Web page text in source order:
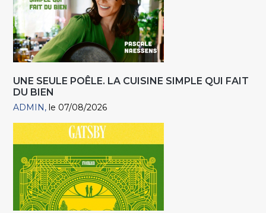
UNE SEULE POÊLE. LA CUISINE SIMPLE QUI FAIT
DU BIEN
ADMIN le 07/08/2026